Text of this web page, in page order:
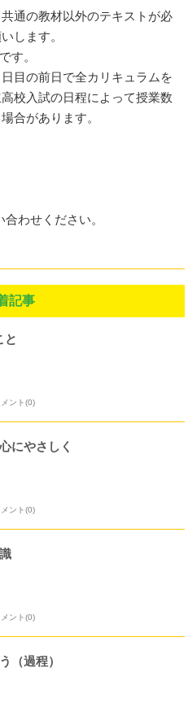
通の教材以外のテキストが必
します。
す。
目の前日で全カリキュラムを
校入試の日程によって授業数
合があります。
合わせください。
記事
と
ント(0)
にやさしく
ント(0)
ント(0)
（過程）